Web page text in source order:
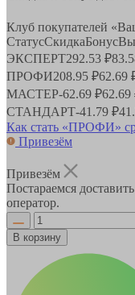
Клуб покупателей
СтатусСкидкаБонус
ЭКСПЕРТ292.53 ₽
ПРОФИ208.95 ₽62.69
МАСТЕР-62.69 ₽62.69
СТАНДАРТ-41.79 ₽
Как стать «ПРОФИ»
Привезём
Привезём
Постараемся
оператор.
В корзину